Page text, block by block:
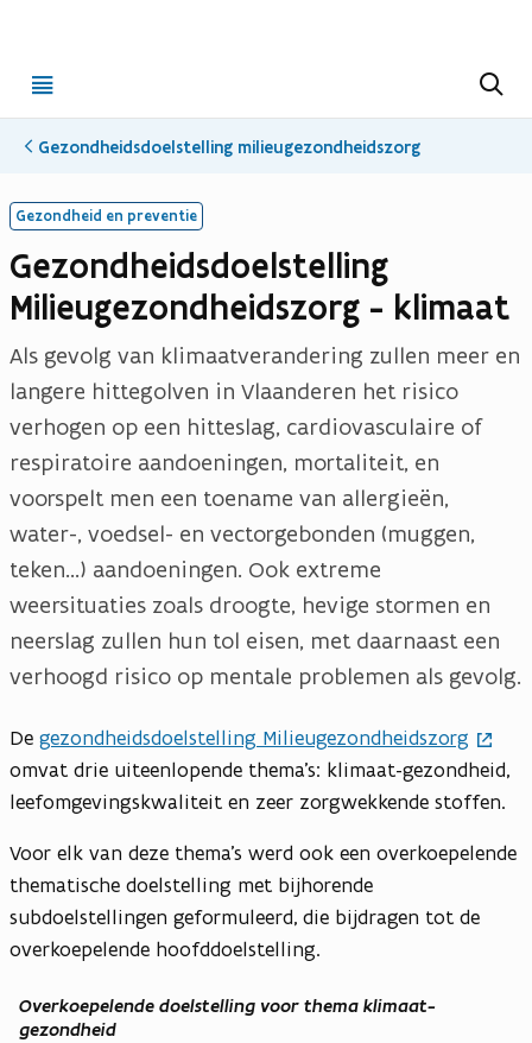
menu
Gezondheidsdoelstelling milieugezondheidszorg
Gezondheid en preventie
Gezondheidsdoelstelling
Milieugezondheidszorg - klimaat
Als gevolg van klimaatverandering zullen meer en
langere hittegolven in Vlaanderen het risico
verhogen op een hitteslag, cardiovasculaire of
respiratoire aandoeningen, mortaliteit, en
voorspelt men een toename van allergieën,
water-, voedsel- en vectorgebonden (muggen,
teken...) aandoeningen. Ook extreme
weersituaties zoals droogte, hevige stormen en
neerslag zullen hun tol eisen, met daarnaast een
verhoogd risico op mentale problemen als gevolg.
De gezondheidsdoelstelling Milieugezondheidszorg
omvat drie uiteenlopende thema’s: klimaat-gezondheid,
leefomgevingskwaliteit en zeer zorgwekkende stoffen.
Voor elk van deze thema’s werd ook een overkoepelende
thematische doelstelling met bijhorende
subdoelstellingen geformuleerd, die bijdragen tot de
overkoepelende hoofddoelstelling.
Overkoepelende doelstelling voor thema klimaat-
gezondheid
n